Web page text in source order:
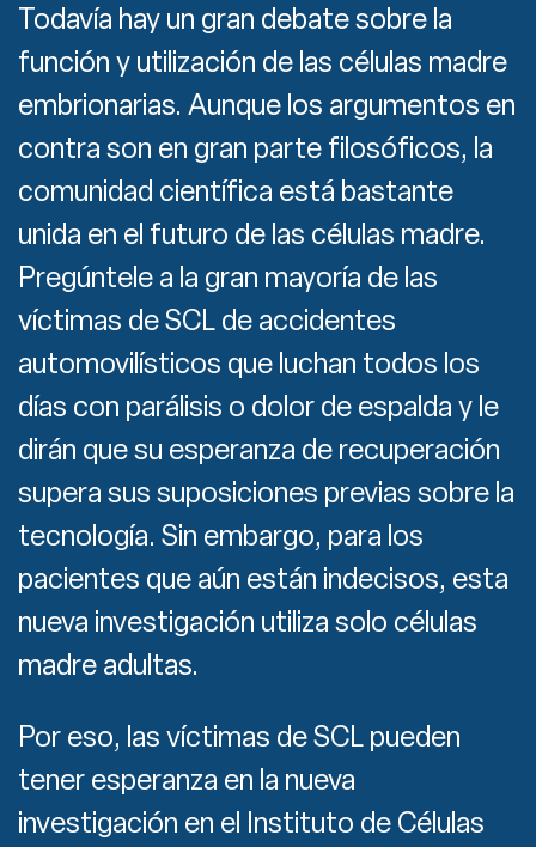
Todavía hay un gran debate sobre la
función y utilización de las células madre
embrionarias. Aunque los argumentos en
contra son en gran parte filosóficos, la
comunidad científica está bastante
unida en el futuro de las células madre.
Pregúntele a la gran mayoría de las
víctimas de SCL de accidentes
automovilísticos que luchan todos los
días con parálisis o dolor de espalda y le
dirán que su esperanza de recuperación
supera sus suposiciones previas sobre la
tecnología. Sin embargo, para los
pacientes que aún están indecisos, esta
nueva investigación utiliza solo células
madre adultas.
Por eso, las víctimas de SCL pueden
tener esperanza en la nueva
investigación en el Instituto de Células